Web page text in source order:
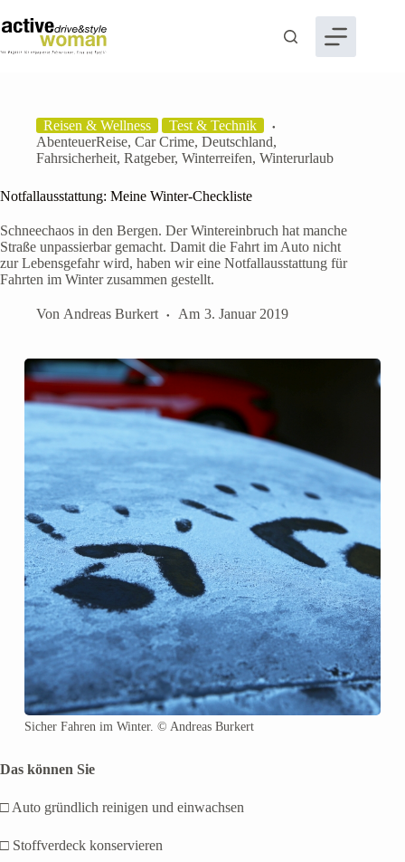
Inhalt
springen
Reisen & Wellness
Test & Technik
AbenteuerReise, Car Crime, Deutschland,
Fahrsicherheit, Ratgeber, Winterreifen, Winterurlaub
Notfallausstattung: Meine Winter-Checkliste
Schneechaos in den Bergen. Der Wintereinbruch hat manche
Straße unpassierbar gemacht. Damit die Fahrt im Auto nicht
zur Lebensgefahr wird, haben wir eine Notfallausstattung für
Fahrten im Winter zusammen gestellt.
Von Andreas Burkert Am 3. Januar 2019
Sicher Fahren im Winter. © Andreas Burkert
Das können Sie
□ Auto gründlich reinigen und einwachsen
□ Stoffverdeck konservieren